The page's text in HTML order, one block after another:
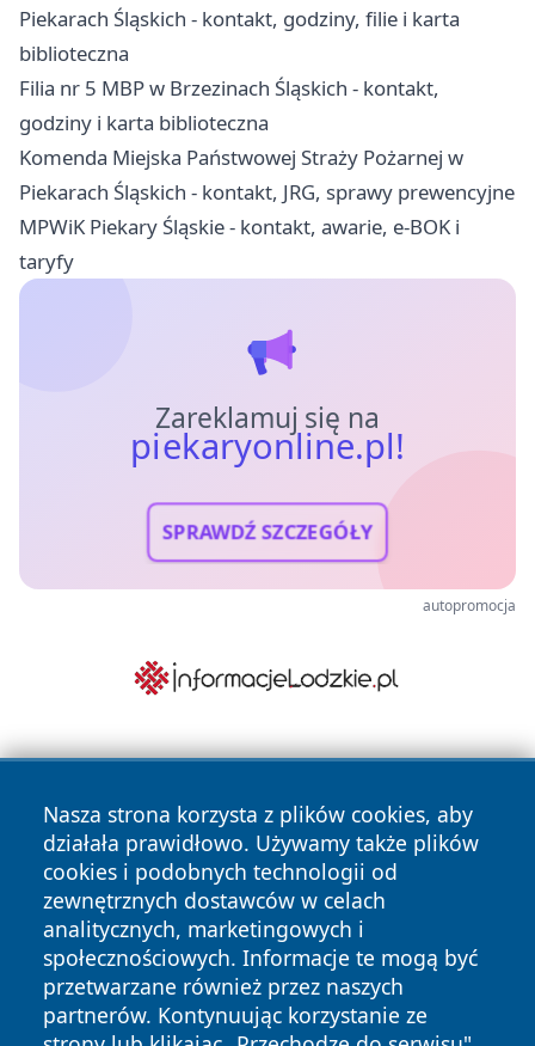
Piekarach Śląskich - kontakt, godziny, filie i karta
biblioteczna
Filia nr 5 MBP w Brzezinach Śląskich - kontakt,
godziny i karta biblioteczna
Komenda Miejska Państwowej Straży Pożarnej w
Piekarach Śląskich - kontakt, JRG, sprawy prewencyjne
MPWiK Piekary Śląskie - kontakt, awarie, e-BOK i
taryfy
Zareklamuj się na
piekaryonline.pl!
SPRAWDŹ SZCZEGÓŁY
autopromocja
Nasza strona korzysta z plików cookies, aby
działała prawidłowo. Używamy także plików
cookies i podobnych technologii od
zewnętrznych dostawców w celach
analitycznych, marketingowych i
społecznościowych. Informacje te mogą być
przetwarzane również przez naszych
partnerów. Kontynuując korzystanie ze
Copyright © 2026 piekaryonline.pl Wszystkie prawa
zastrzeżone.
News Autorzy
Polityka
Polityka